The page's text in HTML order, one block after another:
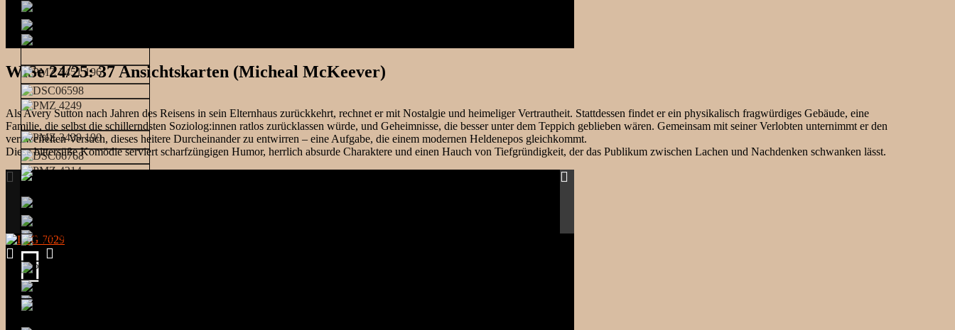
WiSe 24/25: 37 Ansichtskarten (Micheal McKeever)
Als Avery Sutton nach Jahren des Reisens in sein Elternhaus zurückkehrt, rechnet er mit Nostalgie und heimeliger Vertrautheit. Stattdessen findet er ein physikalisch fragwürdiges Gebäude, eine
Familie, die selbst die schillerndsten Soziolog:innen ratlos zurücklassen würde, und Geheimnisse, die besser unter dem Teppich geblieben wären. Gemeinsam mit seiner Verlobten unternimmt er den
verzweifelten Versuch, dieses heitere Durcheinander zu entwirren – eine Aufgabe, die einem modernen Heldenepos gleichkommt.
Diese bittersüße Komödie serviert scharfzüngigen Humor, herrlich absurde Charaktere und einen Hauch von Tiefgründigkeit, der das Publikum zwischen Lachen und Nachdenken schwanken lässt.